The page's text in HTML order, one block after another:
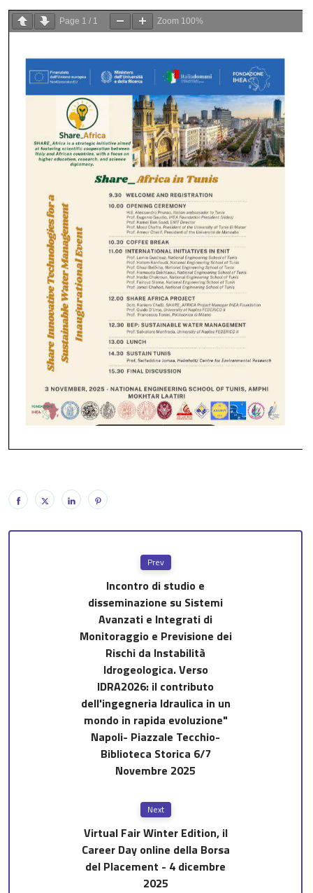
Page 1 / 1 Zoom 100%
Prev
Incontro di studio e
disseminazione su Sistemi
Avanzati e Integrati di
Monitoraggio e Previsione dei
Rischi da Instabilità
Idrogeologica. Verso
IDRA2026: il contributo
dell'ingegneria Idraulica in un
mondo in rapida evoluzione"
Napoli- Piazzale Tecchio-
Biblioteca Storica 6/7
Novembre 2025
Next
Virtual Fair Winter Edition, il
Career Day online della Borsa
del Placement - 4 dicembre
2025